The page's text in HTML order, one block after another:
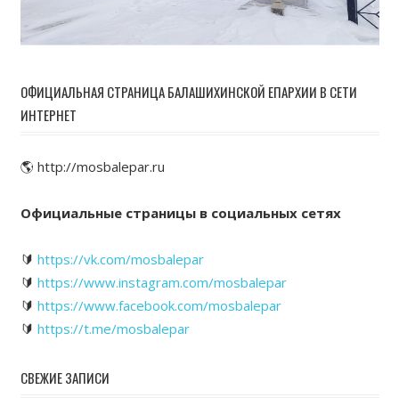
ОФИЦИАЛЬНАЯ СТРАНИЦА БАЛАШИХИНСКОЙ ЕПАРХИИ В СЕТИ
ИНТЕРНЕТ
🌎 http://mosbalepar.ru
Официальные страницы в социальных сетях
🔰 https://vk.com/mosbalepar
🔰 https://www.instagram.com/mosbalepar
🔰 https://www.facebook.com/mosbalepar
🔰 https://t.me/mosbalepar
СВЕЖИЕ ЗАПИСИ